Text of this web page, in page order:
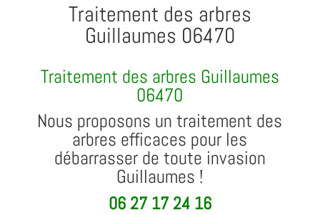
Traitement des arbres
Guillaumes 06470
Traitement des arbres Guillaumes
06470
Nous proposons un traitement des
arbres efficaces pour les
débarrasser de toute invasion
Guillaumes !
06 27 17 24 16